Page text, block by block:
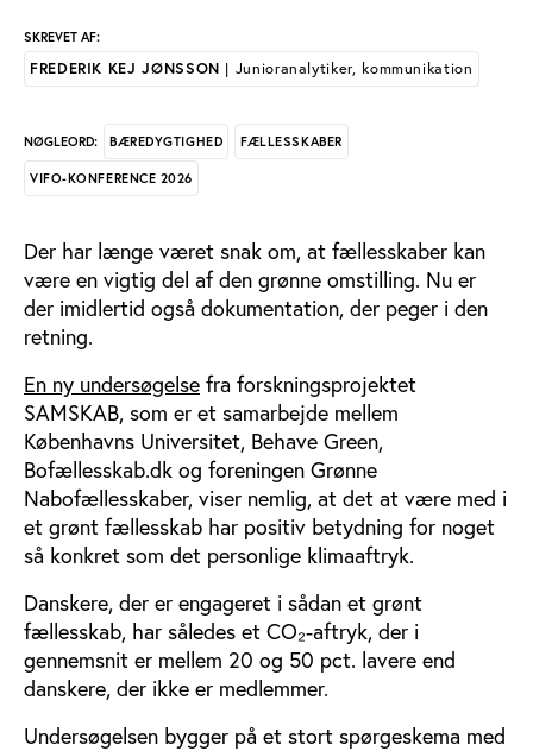
SKREVET AF:
FREDERIK KEJ JØNSSON | Junioranalytiker, kommunikation
NØGLEORD: BÆREDYGTIGHED FÆLLESSKABER
VIFO-KONFERENCE 2026
Der har længe været snak om, at fællesskaber kan
være en vigtig del af den grønne omstilling. Nu er
der imidlertid også dokumentation, der peger i den
retning.
En ny undersøgelse fra forskningsprojektet
SAMSKAB, som er et samarbejde mellem
Københavns Universitet, Behave Green,
Bofællesskab.dk og foreningen Grønne
Nabofællesskaber, viser nemlig, at det at være med i
et grønt fællesskab har positiv betydning for noget
så konkret som det personlige klimaaftryk.
Danskere, der er engageret i sådan et grønt
fællesskab, har således et CO₂-aftryk, der i
gennemsnit er mellem 20 og 50 pct. lavere end
danskere, der ikke er medlemmer.
Undersøgelsen bygger på et stort spørgeskema med